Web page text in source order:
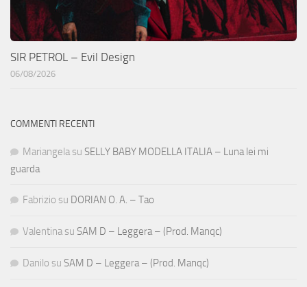
SIR PETROL – Evil Design
06/08/2026
COMMENTI RECENTI
Mariangela su SELLY BABY MODELLA ITALIA – Luna lei mi
guarda
Fabrizio su DORIAN O. A. – Tao
Valentina su SAM D – Leggera – (Prod. Manqc)
Danilo su SAM D – Leggera – (Prod. Manqc)